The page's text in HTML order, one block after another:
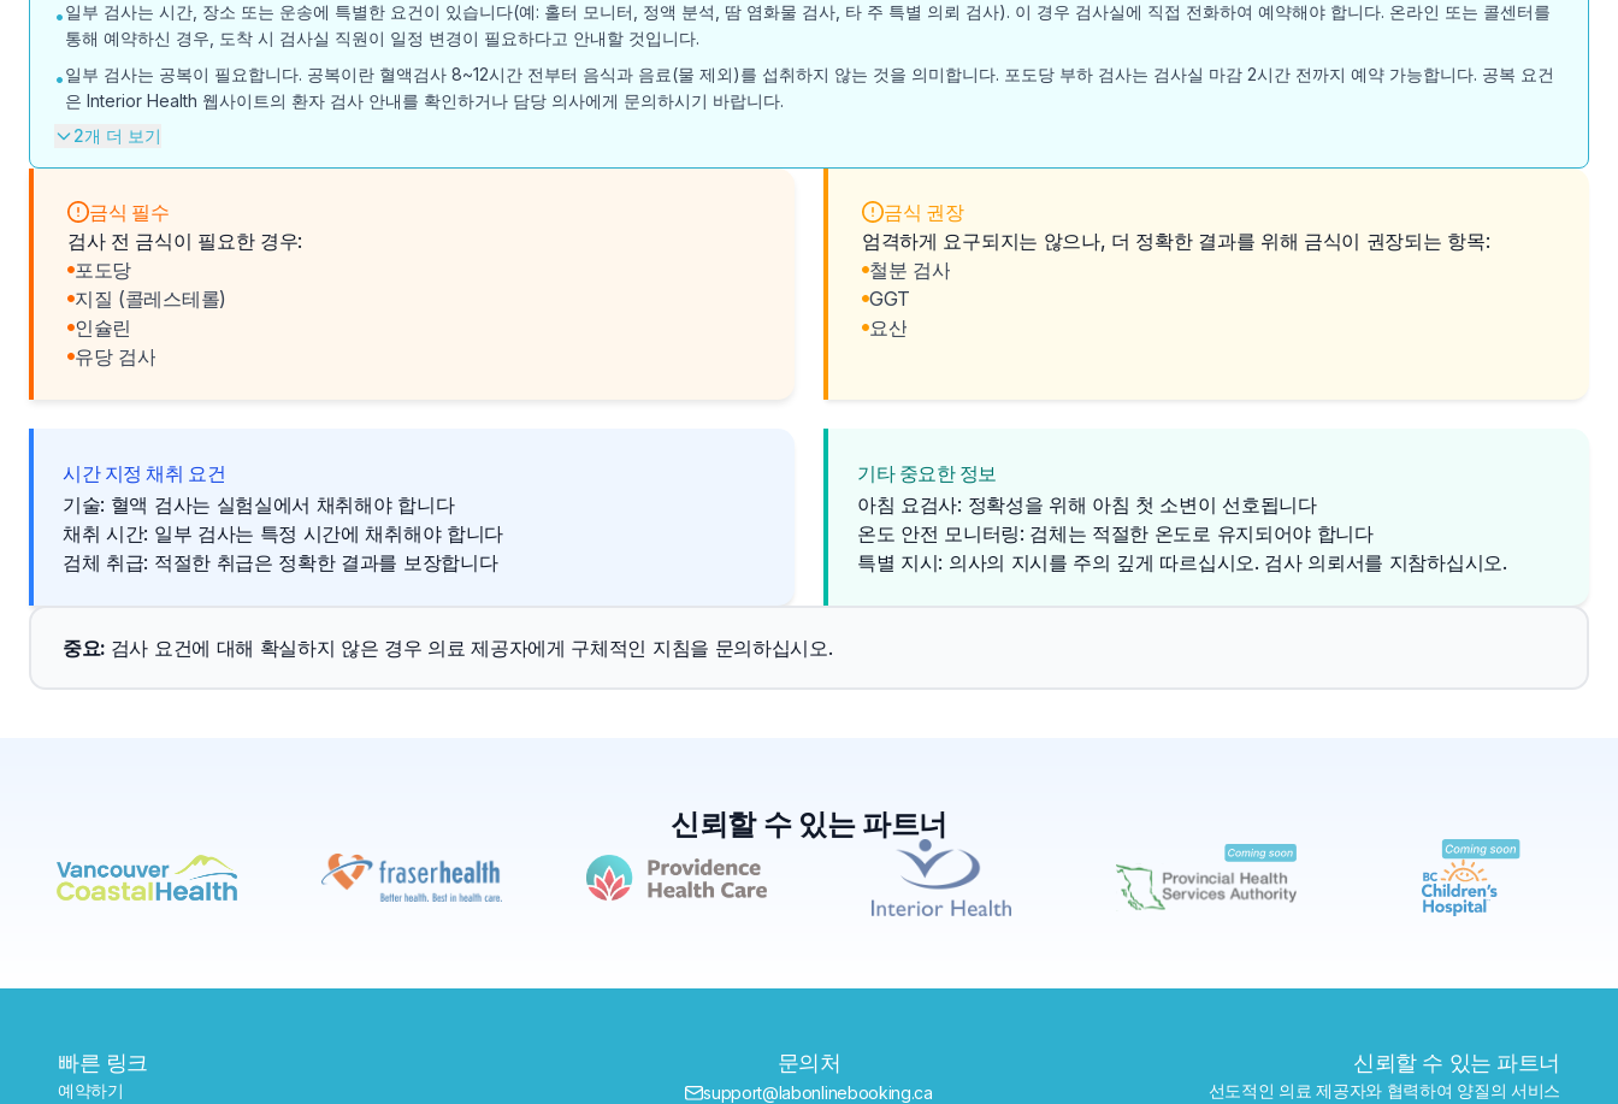
•일부 검사는 시간, 장소 또는 운송에 특별한 요건이 있습니다(예: 홀터 모니터, 정액 분석, 땀 염화물 검사, 타 주 특별 의뢰 검사). 이 경우 검사실에 직접 전화하여 예약해야 합니다. 온라인 또는 콜센터를
통해 예약하신 경우, 도착 시 검사실 직원이 일정 변경이 필요하다고 안내할 것입니다.
•일부 검사는 공복이 필요합니다. 공복이란 혈액검사 8~12시간 전부터 음식과 음료(물 제외)를 섭취하지 않는 것을 의미합니다. 포도당 부하 검사는 검사실 마감 2시간 전까지 예약 가능합니다. 공복 요건
은 Interior Health 웹사이트의 환자 검사 안내를 확인하거나 담당 의사에게 문의하시기 바랍니다.
2개 더 보기
금식 필수
검사 전 금식이 필요한 경우:
포도당
지질 (콜레스테롤)
인슐린
유당 검사
금식 권장
엄격하게 요구되지는 않으나, 더 정확한 결과를 위해 금식이 권장되는 항목:
철분 검사
GGT
요산
시간 지정 채취 요건
기술: 혈액 검사는 실험실에서 채취해야 합니다
채취 시간: 일부 검사는 특정 시간에 채취해야 합니다
검체 취급: 적절한 취급은 정확한 결과를 보장합니다
기타 중요한 정보
아침 요검사: 정확성을 위해 아침 첫 소변이 선호됩니다
온도 안전 모니터링: 검체는 적절한 온도로 유지되어야 합니다
특별 지시: 의사의 지시를 주의 깊게 따르십시오. 검사 의뢰서를 지참하십시오.
중요: 검사 요건에 대해 확실하지 않은 경우 의료 제공자에게 구체적인 지침을 문의하십시오.
신뢰할 수 있는 파트너
빠른 링크
예약하기
문의처
support@labonlinebooking.ca
신뢰할 수 있는 파트너
선도적인 의료 제공자와 협력하여 양질의 서비스